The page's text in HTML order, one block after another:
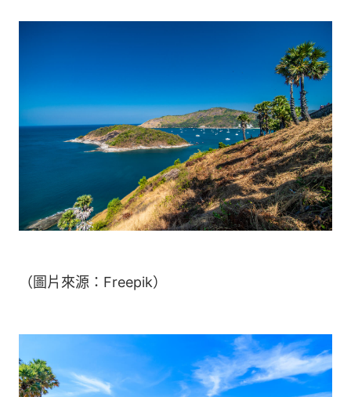
（圖片來源：Freepik）